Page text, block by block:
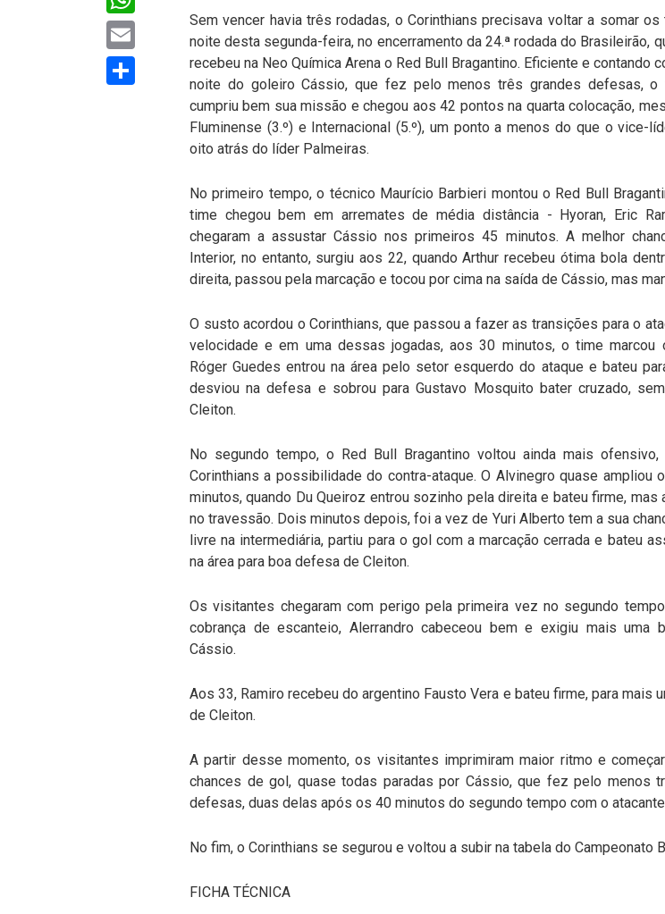
Compartilhar
Sem vencer havia três rodadas, o Corinthians precisava voltar a somar
noite desta segunda-feira, no encerramento da 24.ª rodada do Brasileirão,
recebeu na Neo Química Arena o Red Bull Bragantino. Eficiente e contando
noite do goleiro Cássio, que fez pelo menos três grandes defesas, o
cumpriu bem sua missão e chegou aos 42 pontos na quarta colocação,
Fluminense (3.º) e Internacional (5.º), um ponto a menos do que o vice-
oito atrás do líder Palmeiras.
No primeiro tempo, o técnico Maurício Barbieri montou o Red Bull
time chegou bem em arremates de média distância - Hyoran, Eric
chegaram a assustar Cássio nos primeiros 45 minutos. A melhor
Interior, no entanto, surgiu aos 22, quando Arthur recebeu ótima bola
direita, passou pela marcação e tocou por cima na saída de Cássio, mas
O susto acordou o Corinthians, que passou a fazer as transições para o
velocidade e em uma dessas jogadas, aos 30 minutos, o time marcou
Róger Guedes entrou na área pelo setor esquerdo do ataque e bateu
desviou na defesa e sobrou para Gustavo Mosquito bater cruzado,
Cleiton.
No segundo tempo, o Red Bull Bragantino voltou ainda mais
Corinthians a possibilidade do contra-ataque. O Alvinegro quase ampliou
minutos, quando Du Queiroz entrou sozinho pela direita e bateu firme, mas
no travessão. Dois minutos depois, foi a vez de Yuri Alberto tem a sua
livre na intermediária, partiu para o gol com a marcação cerrada e bateu
na área para boa defesa de Cleiton.
Os visitantes chegaram com perigo pela primeira vez no segundo
cobrança de escanteio, Alerrandro cabeceou bem e exigiu mais uma
Cássio.
Aos 33, Ramiro recebeu do argentino Fausto Vera e bateu firme, para mais
de Cleiton.
A partir desse momento, os visitantes imprimiram maior ritmo e
chances de gol, quase todas paradas por Cássio, que fez pelo menos
defesas, duas delas após os 40 minutos do segundo tempo com o atacante
No fim, o Corinthians se segurou e voltou a subir na tabela do Campeonato
FICHA TÉCNICA